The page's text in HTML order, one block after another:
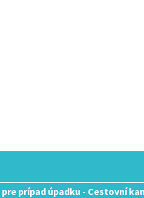
prípad úpadku - Cestovní